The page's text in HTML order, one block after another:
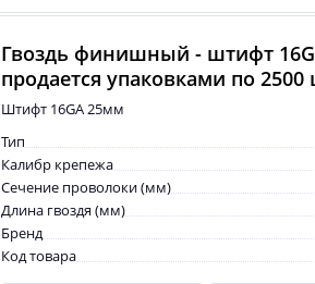
Гвоздь финишный - штифт
продается упаковками по 2500
Штифт 16GA 25мм
Тип
Калибр крепежа
Сечение проволоки (мм)
Длина гвоздя (мм)
Бренд
Код товара